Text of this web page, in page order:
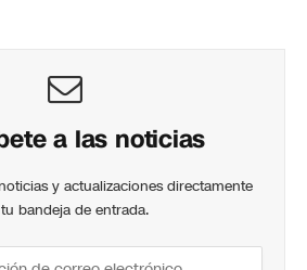
a las noticias
y actualizaciones directamente
bandeja de entrada.